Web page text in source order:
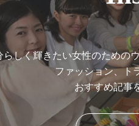
らしく輝きたい女性のための
ファッション、ト
おすすめ記事